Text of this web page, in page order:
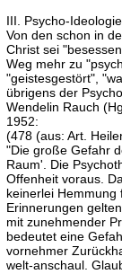
III. Psycho-
Von den schon in
Christ sei
Weg mehr zu
"geistesgestört",
übrigens der
Wendelin Rauch
1952:
(478 (aus: Art.
"Die große Gefahr
Raum'. Die
Offenheit voraus.
keinerlei
Erinnerungen
mit zunehmender
bedeutet eine
vornehmer
welt-anschaul.